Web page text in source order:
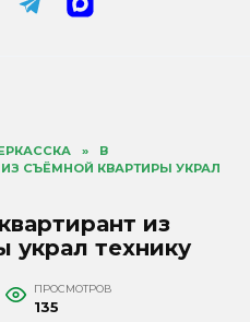
»
В
СЪЁМНОЙ КВАРТИРЫ УКРАЛ
из
украл технику
ПРОСМОТРОВ
135